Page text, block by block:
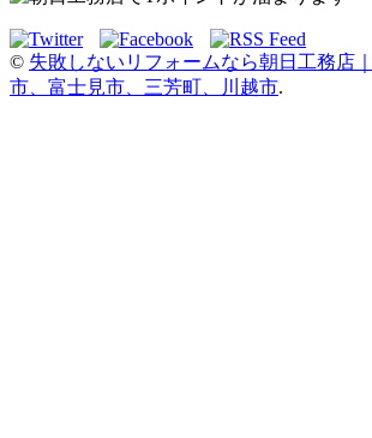
© 失敗しないリフォームなら朝日工務店
市、富士見市、三芳町、川越市.